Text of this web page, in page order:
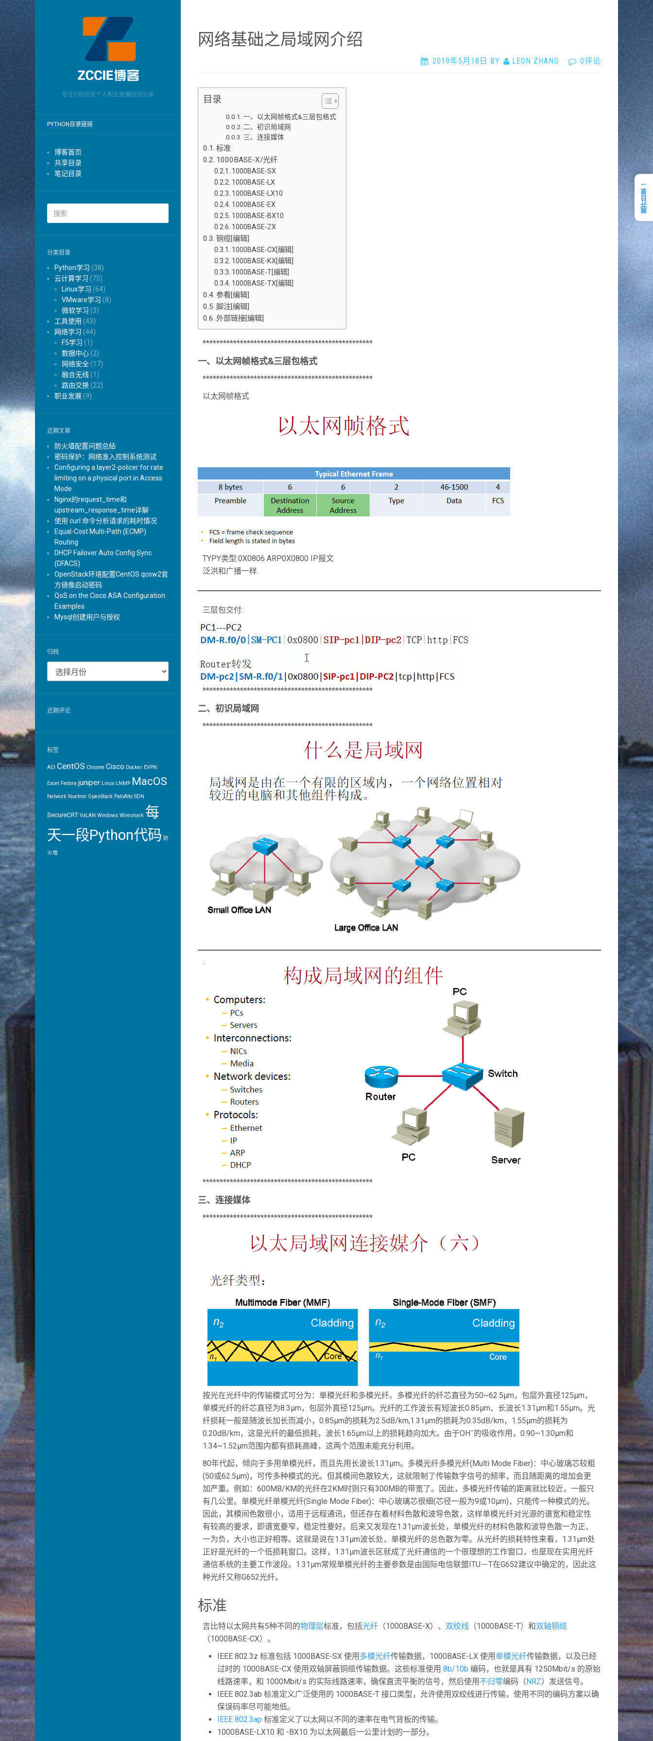
专注IT知识及个人职业发展经验分享
PYTHON目录链接
博客首页
共享目录
笔记目录
分类目录
Python学习 (38)
云计算学习 (75)
Linux学习 (64)
VMware学习 (8)
微软学习 (3)
工具使用 (43)
网络学习 (44)
F5学习 (1)
数据中心(2)
网络安全(17)
融合无线 (1)
路由交换(22)
职业发展(9)
近期文章
防火墙配置问题总结
密码保护：网络准入控制系统测试
Configuring a layer2-policer for rate
limiting on a physical port in Access
Mode
Nginx的request_time和
upstream_response_time详解
使用 curl 命令分析请求的耗时情况
Equal-Cost Multi-Path (ECMP)
Routing
DHCP Failover Auto Config Sync
(DFACS)
OpenStack环境配置CentOS qcow2官
方镜像启动密码
QoS on the Cisco ASA Configuration
Examples
Mysql创建用户与授权
归档
近期评论
标签
ACI CentOS Chrome Cisco Docker EVPN
Excel Fedora juniper Linux LNMP MacOS
Network Nuetron OpenStack PaloAlto SDN
SecureCRT VxLAN Windows Wireshark 每
天一段Python代码 防
火墙
网络基础之局域网介绍
2019年5月18日 BY LEON ZHANG · 0评论
目录
一、以太网帧格式&三层包格式
二、初识局域网
三、连接媒体
标准
1000BASE-X/光纤
1000BASE-SX
1000BASE-LX
1000BASE-LX10
1000BASE-EX
1000BASE-BX10
1000BASE-ZX
铜缆[编辑]
1000BASE-CX[编辑]
1000BASE-KX[编辑]
1000BASE-T[编辑]
1000BASE-TX[编辑]
参看[编辑]
脚注[编辑]
外部链接[编辑]
**************************************************
一、以太网帧格式&三层包格式
**************************************************
以太网帧格式
TYPY类型:0X0806 ARP0X0800 IP报文
泛洪和广播一样.
三层包交付:
**************************************************
二、初识局域网
**************************************************
**************************************************
三、连接媒体
**************************************************
按光在光纤中的传输模式可分为：单模光纤和多模光纤。多模光纤的纤芯直径为50~62.5μm，包层外直径125μm，
单模光纤的纤芯直径为8.3μm，包层外直径125μm。光纤的工作波长有短波长0.85μm、长波长1.31μm和1.55μm。光
纤损耗一般是随波长加长而减小，0.85μm的损耗为2.5dB/km,1.31μm的损耗为0.35dB/km，1.55μm的损耗为
0.20dB/km，这是光纤的最低损耗，波长1.65μm以上的损耗趋向加大。由于OHˉ的吸收作用，0.90~1.30μm和
1.34~1.52μm范围内都有损耗高峰，这两个范围未能充分利用。
80年代起，倾向于多用单模光纤，而且先用长波长1.31μm。多模光纤多模光纤(Multi Mode Fiber)：中心玻璃芯较粗
(50或62.5μm)，可传多种模式的光。但其模间色散较大，这就限制了传输数字信号的频率，而且随距离的增加会更
加严重。例如：600MB/KM的光纤在2KM时则只有300MB的带宽了。因此，多模光纤传输的距离就比较近，一般只
有几公里。单模光纤单模光纤(Single Mode Fiber)：中心玻璃芯很细(芯径一般为9或10μm)，只能传一种模式的光。
因此，其模间色散很小，适用于远程通讯，但还存在着材料色散和波导色散，这样单模光纤对光源的谱宽和稳定性
有较高的要求，即谱宽要窄，稳定性要好。后来又发现在1.31μm波长处，单模光纤的材料色散和波导色散一为正、
一为负，大小也正好相等。这就是说在1.31μm波长处，单模光纤的总色散为零。从光纤的损耗特性来看，1.31μm处
正好是光纤的一个低损耗窗口。这样，1.31μm波长区就成了光纤通信的一个很理想的工作窗口，也是现在实用光纤
通信系统的主要工作波段。1.31μm常规单模光纤的主要参数是由国际电信联盟ITU－T在G652建议中确定的，因此这
种光纤又称G652光纤。
标准
吉比特以太网共有5种不同的物理层标准，包括光纤 （1000BASE-X）、 双绞线 （1000BASE-T）和双轴铜缆
（1000BASE-CX）。
IEEE 802.3z 标准包括 1000BASE-SX 使用 多模光纤传输数据，1000BASE-LX 使用单模光纤传输数据，以及已经
过时的 1000BASE-CX 使用双轴屏蔽铜缆传输数据。这些标准使用 8b/10b 编码，也就是具有 1250Mbit/s 的原始
线路速率，和 1000Mbit/s 的实际线路速率，确保直流平衡的信号，然后使用 不归零编码（NRZ）发送信号。
IEEE 802.3ab 标准定义广泛使用的 1000BASE-T 接口类型，允许使用双绞线进行传输，使用不同的编码方案以确
保误码率尽可能地低。
IEEE 802.3ap 标准定义了以太网以不同的速率在电气背板的传输。
1000BASE-LX10 和 -BX10 为以太网最后一公里计划的一部分。
←
展开目录